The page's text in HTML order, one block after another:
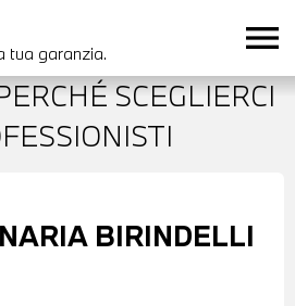
tua garanzia. menu
SCEGLIERCI
BIRINDELLI